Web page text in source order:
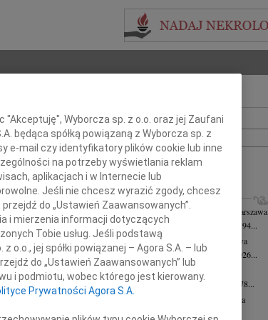
Imię i nazwisko lub numer ogłoszenia:
+ szukanie zaawansowane
INNE NEKROLOGI
Jerzy Downarowicz wiek: 94
Warszawa
W dniu 1 sierpnia 2026 roku zmarł w wieku 94...
Krystyna Czerny-Latek
Warszawa
Z żalem zawiadamiamy, że dnia 3 sierpnia 2026...
Ewa Wolińska-Witort
W dniu 31 lipca 2026 roku zmarła w wieku 78...
Małgorzata Kościelska
Warszawa
Z wielkim bólem zawiadamiamy, że 3...
Wyborcza sp. z o.o. oraz jej Zaufani
będąca spółką powiązaną z Wyborcza sp. z
e-mail czy identyfikatory plików cookie lub inne
na potrzeby wyświetlania reklam
aplikacjach i w Internecie lub
Jeśli nie chcesz wyrazić zgody, chcesz
do „Ustawień Zaawansowanych”.
i mierzenia informacji dotyczących
Tobie usług. Jeśli podstawą
jej spółki powiązanej – Agora S.A. – lub
do „Ustawień Zaawansowanych” lub
i podmiotu, wobec którego jest kierowany.
Prywatności Agora S.A.